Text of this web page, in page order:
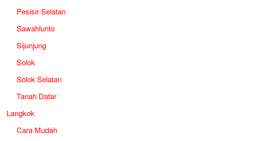
Pesisir Selatan
Sawahlunto
Sijunjung
Solok
Solok Selatan
Tanah Datar
Langkok
Cara Mudah